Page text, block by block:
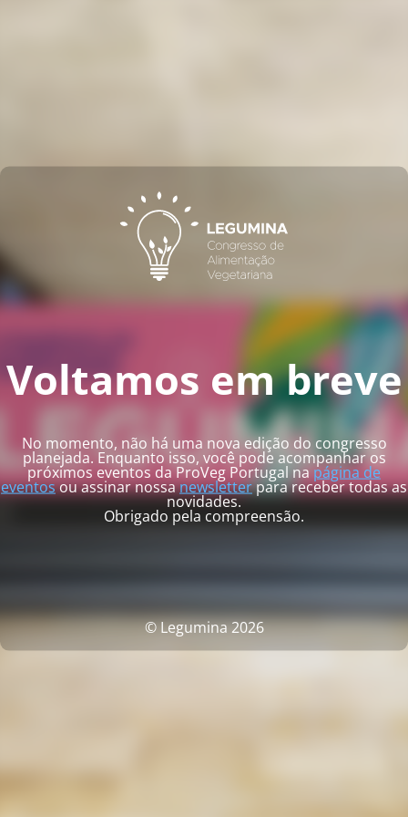
Voltamos em breve
No momento, não há uma nova edição do congresso
planejada. Enquanto isso, você pode acompanhar os
próximos eventos da ProVeg Portugal napágina de
eventosou assinar nossanewsletterpara receber todas as
novidades.
Obrigado pela compreensão.
© Legumina 2026